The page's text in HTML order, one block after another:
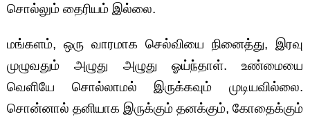
சொல்லும் தைரியம் இல்லை.
மங்களம், ஒரு வாரமாக செல்வியை நினைத்து, இரவு
முழுவதும் அழுது அழுது ஓய்ந்தாள். உண்மையை
வெளியே சொல்லாமல் இருக்கவும் முடியவில்லை.
சொன்னால் தனியாக இருக்கும் தனக்கும், கோதைக்கும்